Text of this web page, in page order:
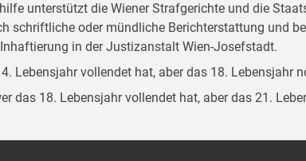
unterstützt die Wiener Strafgerichte und die
schriftliche oder mündliche Berichterstattung und
in der Justizanstalt Wien-Josefstadt.
Lebensjahr vollendet hat, aber das 18. Lebensjahr
das 18. Lebensjahr vollendet hat, aber das 21.